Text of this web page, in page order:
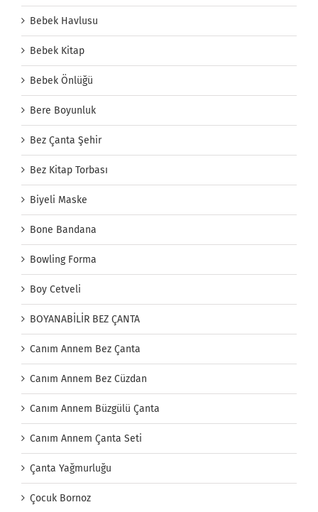
Bebek Havlusu
Bebek Kitap
Bebek Önlüğü
Bere Boyunluk
Bez Çanta Şehir
Bez Kitap Torbası
Biyeli Maske
Bone Bandana
Bowling Forma
Boy Cetveli
BOYANABİLİR BEZ ÇANTA
Canım Annem Bez Çanta
Canım Annem Bez Cüzdan
Canım Annem Büzgülü Çanta
Canım Annem Çanta Seti
Çanta Yağmurluğu
Çocuk Bornoz